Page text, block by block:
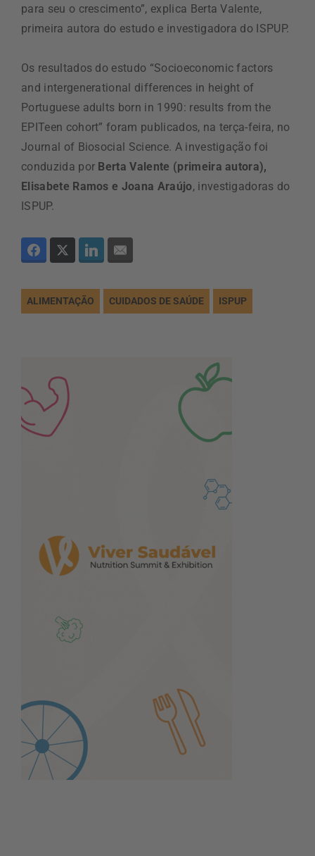
para seu o crescimento”, explica Berta Valente,
primeira autora do estudo e investigadora do ISPUP.
Os resultados do estudo “Socioeconomic factors
and intergenerational differences in height of
Portuguese adults born in 1990: results from the
EPITeen cohort” foram publicados, na terça-feira, no
Journal of Biosocial Science. A investigação foi
conduzida por Berta Valente (primeira autora),
Elisabete Ramos e Joana Araújo, investigadoras do
ISPUP.
ALIMENTAÇÃO CUIDADOS DE SAÚDE ISPUP